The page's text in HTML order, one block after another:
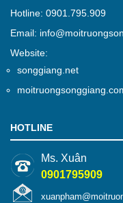
Hotline: 0901.795.909
Email:
Website:
songgiang.net
HOTLINE
Ms. Xuân
0901795909